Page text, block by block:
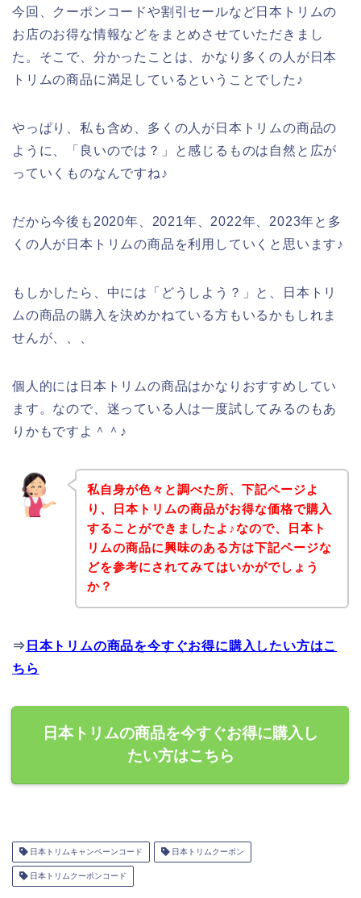
今回、クーポンコードや割引セールなど日本トリムの
お店のお得な情報などをまとめさせていただきまし
た。そこで、分かったことは、かなり多くの人が日本
トリムの商品に満足しているということでした♪
やっぱり、私も含め、多くの人が日本トリムの商品の
ように、「良いのでは？」と感じるものは自然と広が
っていくものなんですね♪
だから今後も2020年、2021年、2022年、2023年と多
くの人が日本トリムの商品を利用していくと思います♪
もしかしたら、中には「どうしよう？」と、日本トリ
ムの商品の購入を決めかねている方もいるかもしれま
せんが、、、
個人的には日本トリムの商品はかなりおすすめしてい
ます。なので、迷っている人は一度試してみるのもあ
りかもですよ＾＾♪
私自身が色々と調べた所、下記ページよ
り、日本トリムの商品がお得な価格で購入
することができましたよ♪なので、日本ト
リムの商品に興味のある方は下記ページな
どを参考にされてみてはいかがでしょう
か？
⇒ 日本トリムの商品を今すぐお得に購入したい方はこ
ちら
日本トリムの商品を今すぐお得に購入し
たい方はこちら
日本トリムキャンペーンコード 日本トリムクーポン
日本トリムクーポンコード